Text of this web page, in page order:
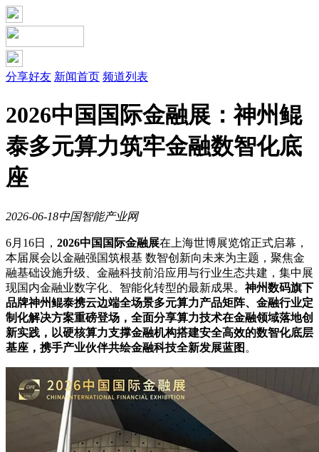
分享好友 新闻首页 频道列表
2026中国国际金融展：神州鲲
泰多元算力筑牢金融数智化底
座
2026-06-18中国智能产业网
6月16日， 2026中国国际金融展在上海世博展览馆正式启幕，
本届展会以金融强国筑根基 数智创新向未来为主题，聚焦金
融基础设施升级、金融科技前沿应用与行业生态共建，集中展
现国内金融业数字化、智能化转型的最新成果。神州数码旗下
品牌神州鲲泰携云边端全场景多元算力产品矩阵、金融行业定
制化解决方案重磅登场，全面分享算力技术在金融领域落地创
新实践，以硬核算力支撑金融机构搭建安全高效的数智化底层
基座，携手产业伙伴共绘金融科技全新发展蓝图 。